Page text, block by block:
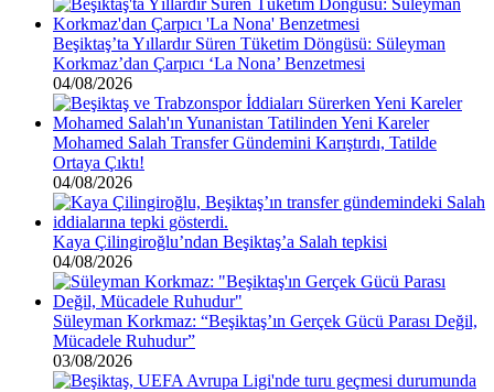
Beşiktaş’ta Yıllardır Süren Tüketim Döngüsü: Süleyman
Korkmaz’dan Çarpıcı ‘La Nona’ Benzetmesi
04/08/2026
Mohamed Salah Transfer Gündemini Karıştırdı, Tatilde
Ortaya Çıktı!
04/08/2026
Kaya Çilingiroğlu’ndan Beşiktaş’a Salah tepkisi
04/08/2026
Süleyman Korkmaz: “Beşiktaş’ın Gerçek Gücü Parası Değil,
Mücadele Ruhudur”
03/08/2026